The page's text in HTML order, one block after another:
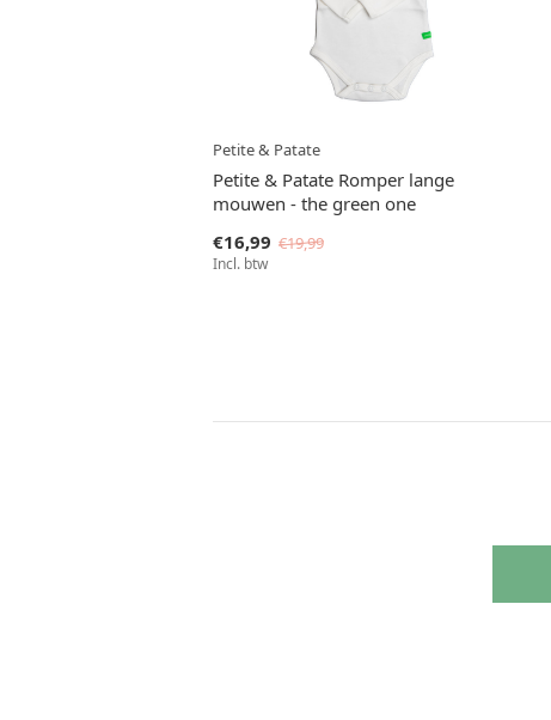
Petite & Patate
Petite & Patate Romper lange
mouwen - the green one
€16,99 €19,99
Incl. btw